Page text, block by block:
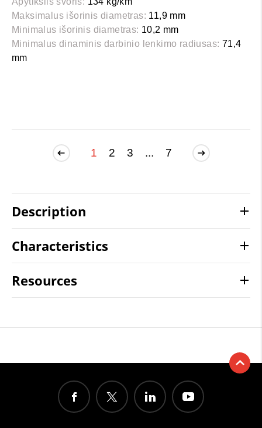
Maksimalus išorinis diametras: 11,9 mm
Minimalus išorinis diametras: 10,2 mm
Minimalus dinaminis darbinio lenkimo radiusas: 71,4
mm
1 2 3 ... 7
Description
Characteristics
Resources